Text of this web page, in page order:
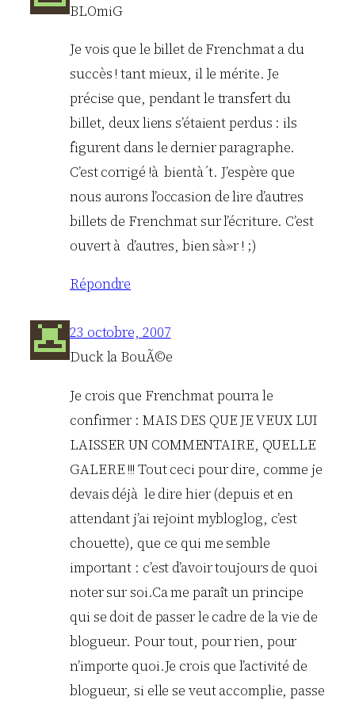
BLOmiG
Je vois que le billet de Frenchmat a du
succès ! tant mieux, il le mérite. Je
précise que, pendant le transfert du
billet, deux liens s’étaient perdus : ils
figurent dans le dernier paragraphe.
C’est corrigé !à bientà´t. J’espère que
nous aurons l’occasion de lire d’autres
billets de Frenchmat sur l’écriture. C’est
ouvert à d’autres, bien sà»r ! ;)
Répondre
23 octobre, 2007
Duck la BouÃ©e
Je crois que Frenchmat pourra le
confirmer : MAIS DES QUE JE VEUX LUI
LAISSER UN COMMENTAIRE, QUELLE
GALERE !!! Tout ceci pour dire, comme je
devais déjà le dire hier (depuis et en
attendant j’ai rejoint mybloglog, c’est
chouette), que ce qui me semble
important : c’est d’avoir toujours de quoi
noter sur soi.Ca me paraît un principe
qui se doit de passer le cadre de la vie de
blogueur. Pour tout, pour rien, pour
n’importe quoi.Je crois que l’activité de
blogueur, si elle se veut accomplie, passe